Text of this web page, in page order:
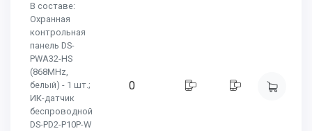
В составе:
Охранная
контрольная
панель DS-
PWA32-HS
(868MHz,
белый) - 1 шт.;
ИК-датчик
беспроводной
DS-PD2-P10P-W
0